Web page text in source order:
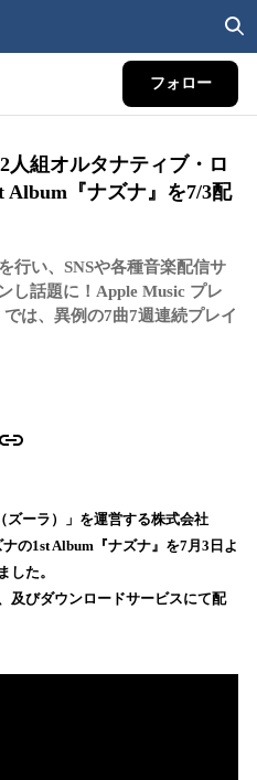
フォロー
人組オルタナティブ・ロ
Album『ナズナ』を7/3配
行い、SNSや各種音楽配信サ
し話題に！Apple Music プレ
は、異例の7曲7週連続プレイ
ーラ）」を運営する株式会社
の1st Album『ナズナ』を7月3日よ
した。
及びダウンロードサービスにて配